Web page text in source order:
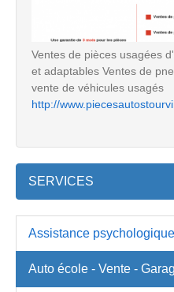
Ventes de pièces usagées
et adaptables Ventes de
vente de véhicules usagés
http://
SERVICES
Assistance psychologique
Auto école - Vente -